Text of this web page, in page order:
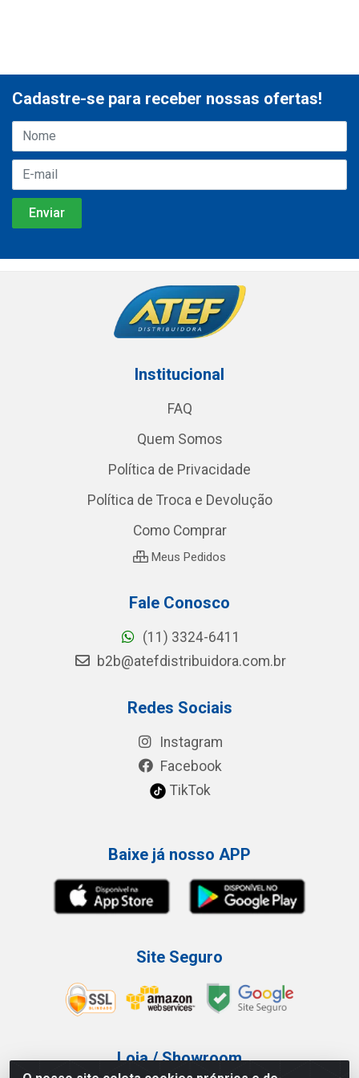
Cadastre-se para receber nossas ofertas!
Institucional
FAQ
Quem Somos
Política de Privacidade
Política de Troca e Devolução
Como Comprar
Meus Pedidos
Fale Conosco
(11) 3324-6411
b2b@atefdistribuidora.com.br
Redes Sociais
Instagram
Facebook
TikTok
Baixe já nosso APP
Site Seguro
Loja / Showroom